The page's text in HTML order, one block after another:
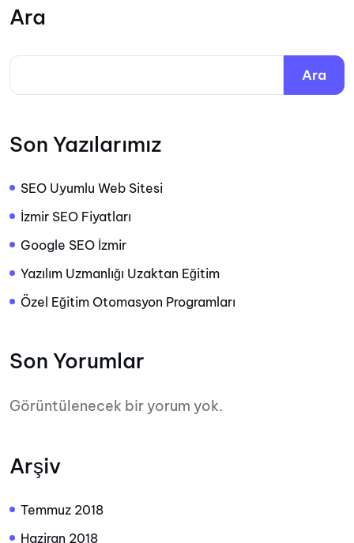
Ara
Ara
Son Yazılarımız
SEO Uyumlu Web Sitesi
İzmir SEO Fiyatları
Google SEO İzmir
Yazılım Uzmanlığı Uzaktan Eğitim
Özel Eğitim Otomasyon Programları
Son Yorumlar
Görüntülenecek bir yorum yok.
Arşiv
Temmuz 2018
Haziran 2018